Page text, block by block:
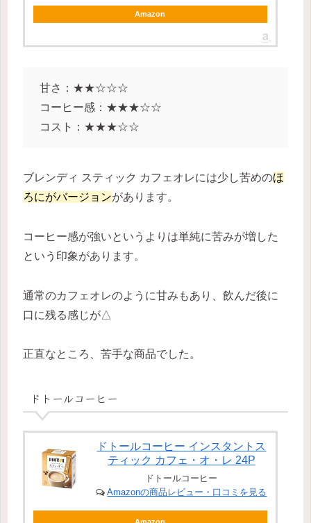
Amazon
甘さ：★★☆☆☆
コーヒー感：★★★☆☆
コスト：★★★☆☆
ブレンディ スティック カフェオレには少し苦めのほ
ろにがバージョンがあります。
コーヒー感が強いというよりは単純に苦みが増した
という印象があります。
通常のカフェオレのように甘みもあり、飲んだ後に
口に残る感じが△
正直なところ、苦手な商品でした。
ドトールコーヒー
ドトールコーヒー インスタントス
ティック カフェ・オ・レ 24P
ドトールコーヒー
Amazonの商品レビュー・口コミを見る